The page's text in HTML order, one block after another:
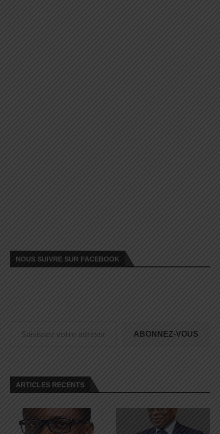
NOUS SUIVRE SUR FACEBOOK
ABONNEZ-VOUS
ARTICLES RECENTS